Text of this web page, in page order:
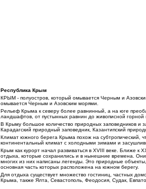
Республика Крым
КРЫМ - полуостров, который омывается Черным и
омывается Черным и Азовским морями.
Рельеф Крыма к северу более равнинный, а на юге
ландшафтов, от пустынных равнин до живописной
В Крыму большое количество природных заповедников и
Карадагский природный заповедник, Казантипский
Климат южного берега Крыма похож на субтропический,
континентальный климат с холодными зимами и
Крым как курорт начал развиваться в XVIII веке. Ближе
отдыха, которые сохранились и в нынешние времена.
многих из них написаны легенды. Это природные
основная часть которых расположена на южном берегу.
Для отдыха существует множество гостиниц, частных
Крыма, также Ялта, Севастополь, Феодосия, Судак,